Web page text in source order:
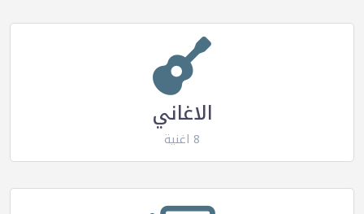
الاغاني
8 اغنية